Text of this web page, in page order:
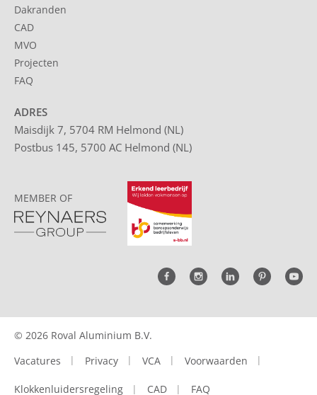
Dakranden
CAD
MVO
Projecten
FAQ
ADRES
Maisdijk 7, 5704 RM Helmond (NL)
Postbus 145, 5700 AC Helmond (NL)
MEMBER OF
© 2026 Roval Aluminium B.V.
Vacatures
Privacy VCA Voorwaarden
Klokkenluidersregeling CAD FAQ